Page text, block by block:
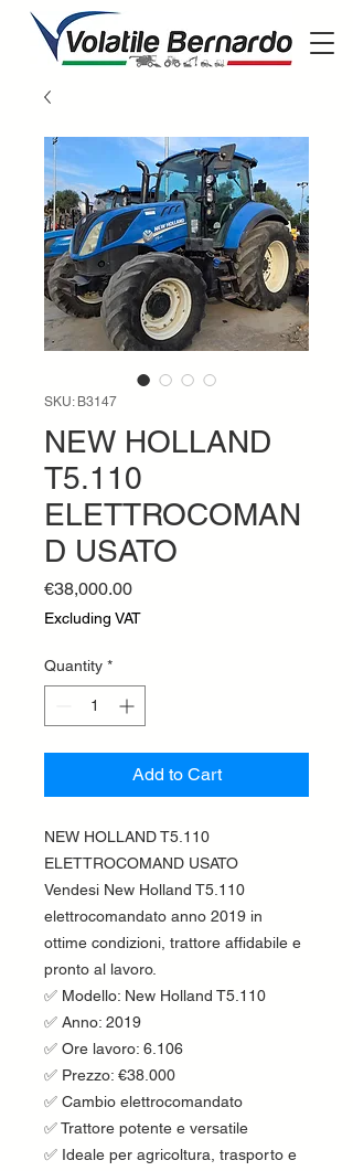
SKU: B3147
NEW HOLLAND
T5.110
ELETTROCOMAN
D USATO
€38,000.00Price
Excluding VAT
Quantity *
Add to Cart
NEW HOLLAND T5.110
ELETTROCOMAND USATO
Vendesi New Holland T5.110
elettrocomandato anno 2019 in
ottime condizioni, trattore affidabile e
pronto al lavoro.
✅ Modello: New Holland T5.110
✅ Anno: 2019
✅ Ore lavoro: 6.106
✅ Prezzo: €38.000
✅ Cambio elettrocomandato
✅ Trattore potente e versatile
✅ Ideale per agricoltura, trasporto e